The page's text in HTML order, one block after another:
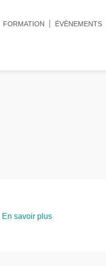
FORMATION ÉVÈNEMENTS
En savoir plus